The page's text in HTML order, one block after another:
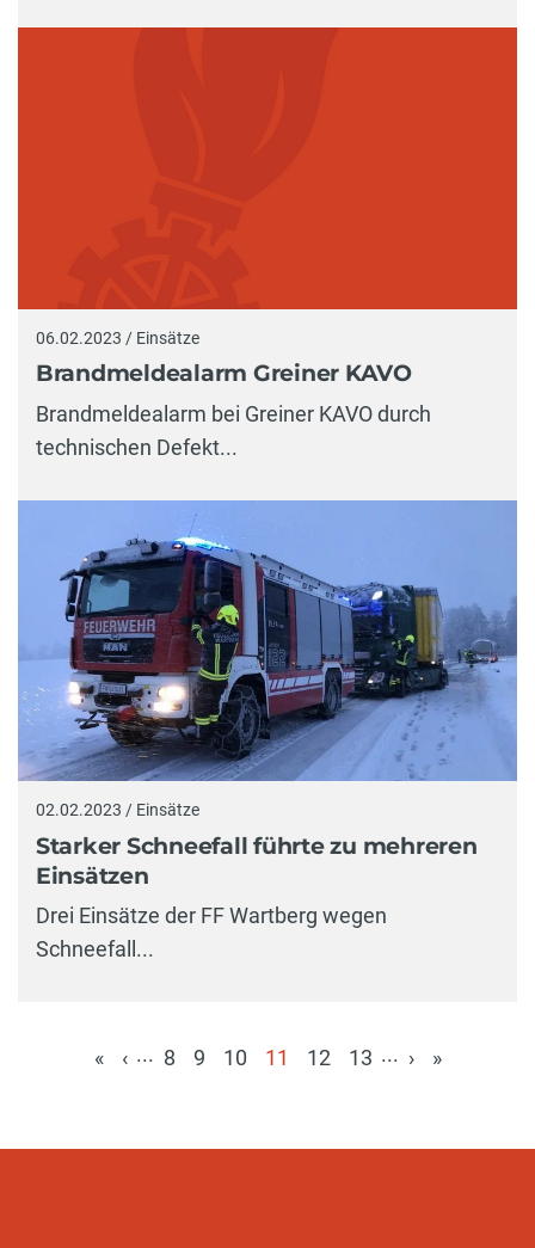
06.02.2023 / Einsätze
Brandmeldealarm Greiner KAVO
Brandmeldealarm bei Greiner KAVO durch
technischen Defekt...
02.02.2023 / Einsätze
Starker Schneefall führte zu mehreren
Einsätzen
Drei Einsätze der FF Wartberg wegen
Schneefall...
« ‹ ... 8 9 10
11
12 13 ... › »